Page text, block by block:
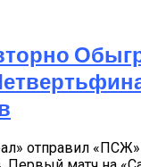
отправил